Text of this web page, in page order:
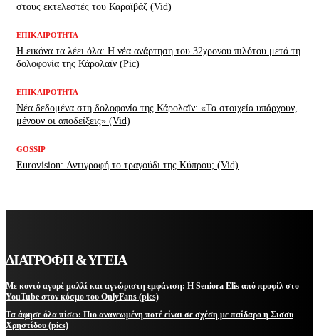
στους εκτελεστές του Καραϊβάζ (Vid)
ΕΠΙΚΑΙΡΌΤΗΤΑ
H εικόνα τα λέει όλα: H νέα ανάρτηση του 32χρονου πιλότου μετά τη
δολοφονία της Κάρολαϊν (Pic)
ΕΠΙΚΑΙΡΌΤΗΤΑ
Νέα δεδομένα στη δολοφονία της Κάρολαϊν: «Τα στοιχεία υπάρχουν,
μένουν οι αποδείξεις» (Vid)
GOSSIP
Eurovision: Αντιγραφή το τραγούδι της Κύπρου; (Vid)
ΔΙΑΤΡΟΦΗ & ΥΓΕΙΑ
Με κοντό αγορέ μαλλί και αγνώριστη εμφάνιση: Η Seniora Elis από προφίλ στο
YouTube στον κόσμο του OnlyFans (pics)
Τα άφησε όλα πίσω: Πιο ανανεωμένη ποτέ είναι σε σχέση με παίδαρο η Σισσυ
Χρηστίδου (pics)